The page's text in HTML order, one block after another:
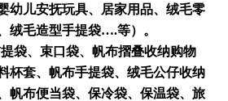
幼儿安抚玩具、居家用品、绒毛零
绒毛造型手提袋….等）。
袋、束口袋、帆布摺叠收纳购物
杯套、帆布手提袋、绒毛公仔收纳
帆布便当袋、保冷袋、保温袋、旅